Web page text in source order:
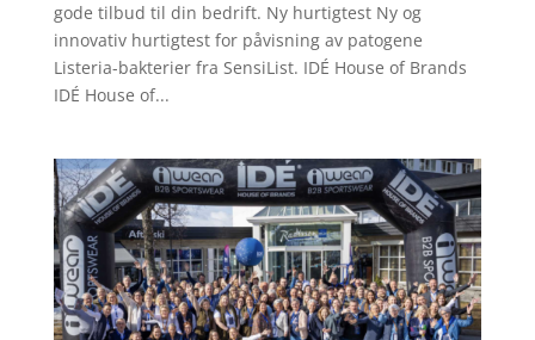
gode tilbud til din bedrift. Ny hurtigtest Ny og
innovativ hurtigtest for påvisning av patogene
Listeria-bakterier fra SensiList. IDÉ House of Brands
IDÉ House of...